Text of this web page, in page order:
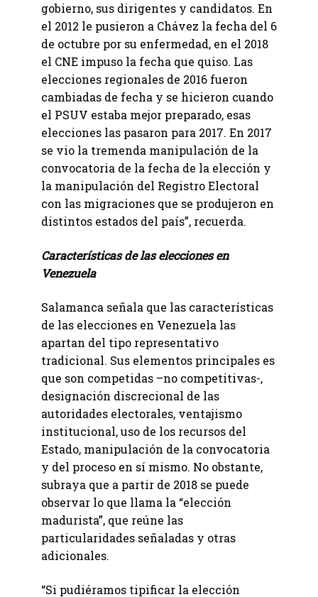
gobierno, sus dirigentes y candidatos. En
el 2012 le pusieron a Chávez la fecha del 6
de octubre por su enfermedad, en el 2018
el CNE impuso la fecha que quiso. Las
elecciones regionales de 2016 fueron
cambiadas de fecha y se hicieron cuando
el PSUV estaba mejor preparado, esas
elecciones las pasaron para 2017. En 2017
se vio la tremenda manipulación de la
convocatoria de la fecha de la elección y
la manipulación del Registro Electoral
con las migraciones que se produjeron en
distintos estados del país”, recuerda.
Características de las elecciones en
Venezuela
Salamanca señala que las características
de las elecciones en Venezuela las
apartan del tipo representativo
tradicional. Sus elementos principales es
que son competidas –no competitivas-,
designación discrecional de las
autoridades electorales, ventajismo
institucional, uso de los recursos del
Estado, manipulación de la convocatoria
y del proceso en sí mismo. No obstante,
subraya que a partir de 2018 se puede
observar lo que llama la “elección
madurista”, que reúne las
particularidades señaladas y otras
adicionales.
“Si pudiéramos tipificar la elección